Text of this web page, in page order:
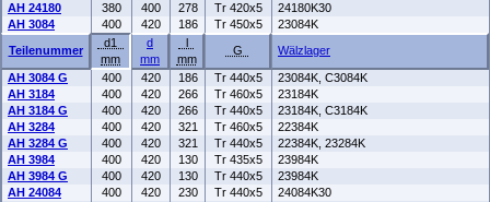
AH 24180
380 400 278 Tr 420x5
24180K30
AH 3084
400 420 186 Tr 450x5
23084K
Teilenummer
d1
mm
d
mm
l
mm
G Wälzlager
AH 3084 G 400 420 186 Tr 440x5
23084K, C3084K
AH 3184
400 420 266 Tr 460x5
23184K
AH 3184 G
400 420 266 Tr 440x5
23184K, C3184K
AH 3284
400 420 321 Tr 460x5
22384K
AH 3284 G
400 420 321 Tr 440x5
22384K, 23284K
AH 3984
400 420 130 Tr 435x5
23984K
AH 3984 G
400 420 130 Tr 440x5
23984K
AH 24084
400 420 230 Tr 440x5
24084K30